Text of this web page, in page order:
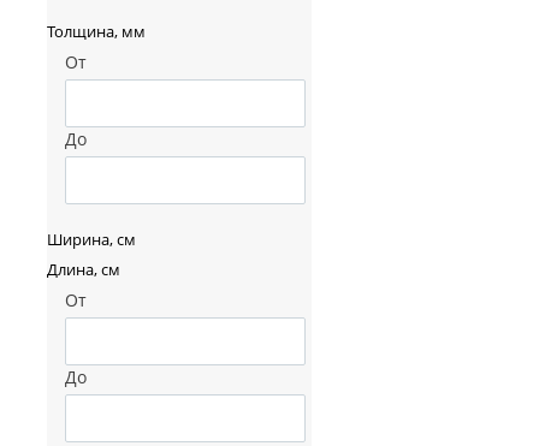
Толщина, мм
От
До
Ширина, см
Длина, см
От
До